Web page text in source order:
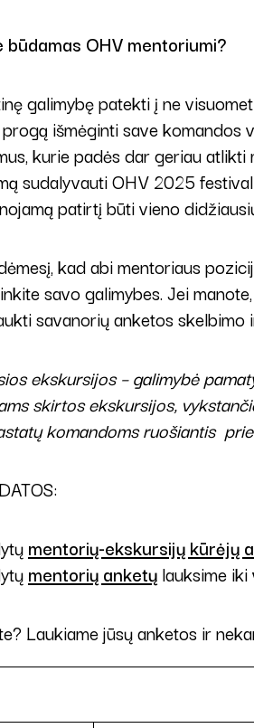
būdamas OHV mentoriumi?
galimybę patekti į ne
išmėginti save komandos
kurie padės dar geriau atlikti
sudalyvauti OHV 2025
patirtį būti vieno
kad abi mentoriaus
savo galimybes. Jei
savanorių anketos
ekskursijos – galimybė
skirtos ekskursijos,
komandoms ruošiantis
mentorių-ekskursijų kūrėjų
mentorių anketųlauksime iki
Laukiame jūsų anketos ir